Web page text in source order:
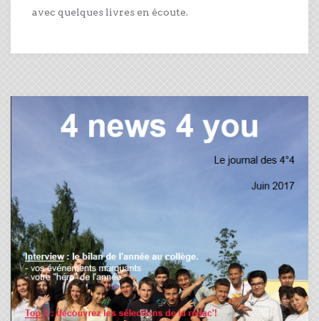
avec quelques livres en écoute.